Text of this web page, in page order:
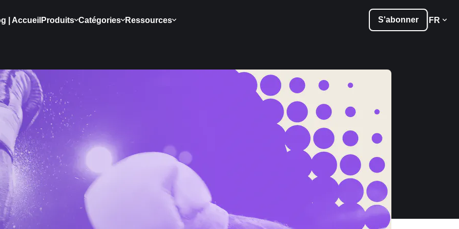
| Accueil Produits Catégories Ressources S'abonner FR